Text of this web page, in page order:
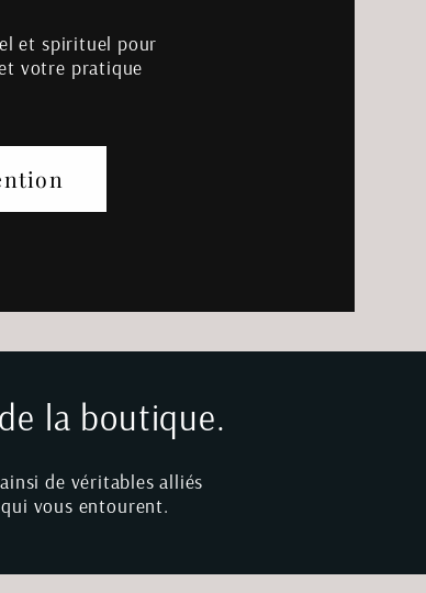
et spirituel pour
votre pratique
la boutique.
de véritables alliés
vous entourent.